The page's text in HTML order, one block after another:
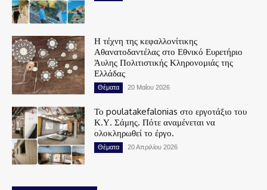
Η τέχνη της κεφαλλονίτικης
Αθανατοδαντέλας στο Εθνικό Ευρετήριο
Άυλης Πολιτιστικής Κληρονομιάς της
Ελλάδας
Θέματα 20 Μαΐου 2026
Το poulatakefalonias στο εργοτάξιο του
Κ.Υ. Σάμης. Πότε αναμένεται να
ολοκληρωθεί το έργο.
Θέματα 20 Απριλίου 2026